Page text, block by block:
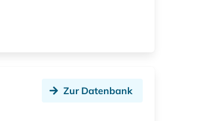
Zur Datenbank